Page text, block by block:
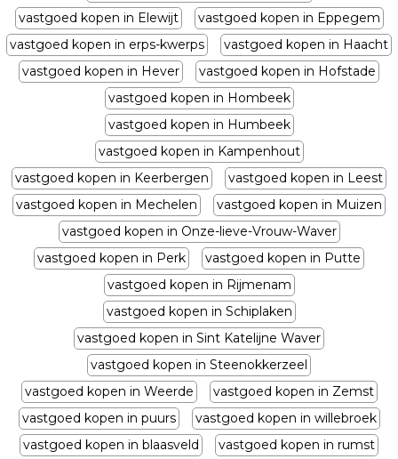
vastgoed kopen in Elewijt
vastgoed kopen in Eppegem
vastgoed kopen in erps-kwerps
vastgoed kopen in Haacht
vastgoed kopen in Hever
vastgoed kopen in Hofstade
vastgoed kopen in Hombeek
vastgoed kopen in Humbeek
vastgoed kopen in Kampenhout
vastgoed kopen in Keerbergen
vastgoed kopen in Leest
vastgoed kopen in Mechelen
vastgoed kopen in Muizen
vastgoed kopen in Onze-lieve-Vrouw-Waver
vastgoed kopen in Perk
vastgoed kopen in Putte
vastgoed kopen in Rijmenam
vastgoed kopen in Schiplaken
vastgoed kopen in Sint Katelijne Waver
vastgoed kopen in Steenokkerzeel
vastgoed kopen in Weerde
vastgoed kopen in Zemst
vastgoed kopen in puurs
vastgoed kopen in willebroek
vastgoed kopen in blaasveld
vastgoed kopen in rumst